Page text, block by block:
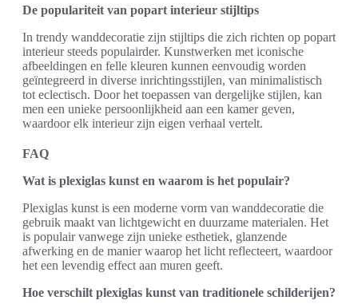
De populariteit van popart interieur stijltips
In trendy wanddecoratie zijn stijltips die zich richten op popart
interieur steeds populairder. Kunstwerken met iconische
afbeeldingen en felle kleuren kunnen eenvoudig worden
geïntegreerd in diverse inrichtingsstijlen, van minimalistisch
tot eclectisch. Door het toepassen van dergelijke stijlen, kan
men een unieke persoonlijkheid aan een kamer geven,
waardoor elk interieur zijn eigen verhaal vertelt.
FAQ
Wat is plexiglas kunst en waarom is het populair?
Plexiglas kunst is een moderne vorm van wanddecoratie die
gebruik maakt van lichtgewicht en duurzame materialen. Het
is populair vanwege zijn unieke esthetiek, glanzende
afwerking en de manier waarop het licht reflecteert, waardoor
het een levendig effect aan muren geeft.
Hoe verschilt plexiglas kunst van traditionele schilderijen?